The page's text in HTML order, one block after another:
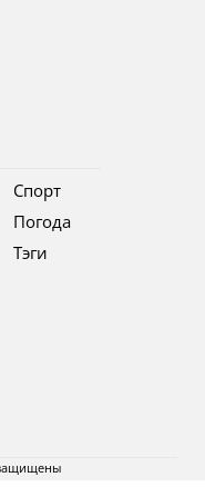
Спорт
Погода
Тэги
защищены